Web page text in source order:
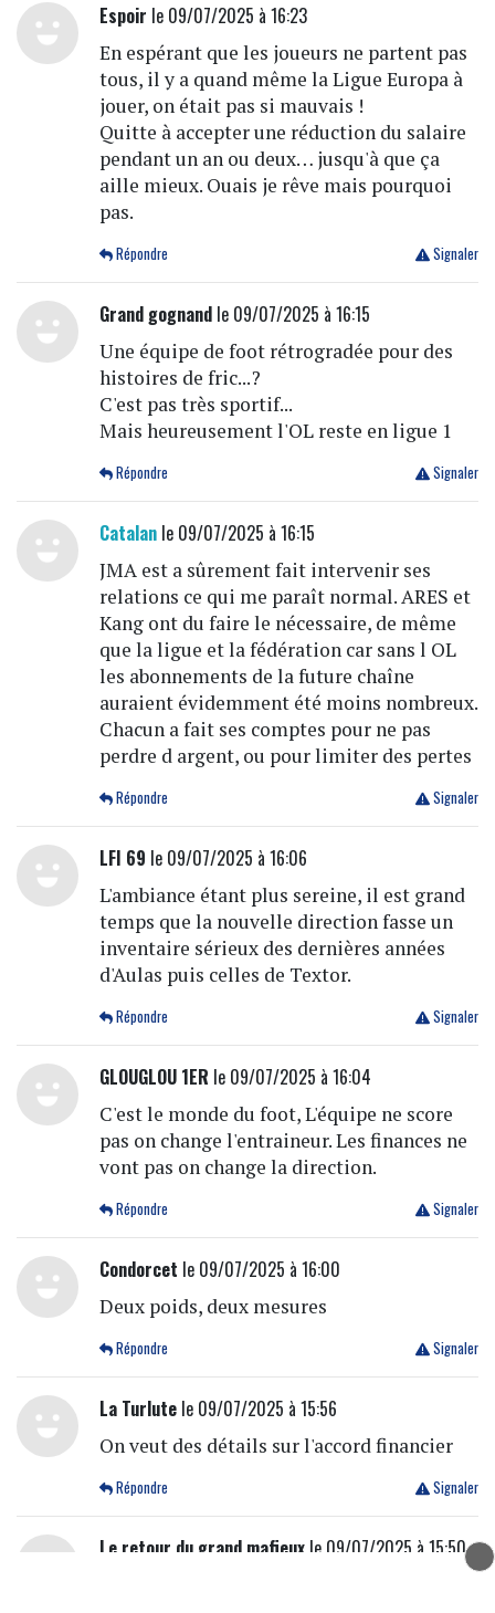
Espoir le 09/07/2025 à 16:23
En espérant que les joueurs ne partent pas
tous, il y a quand même la Ligue Europa à
jouer, on était pas si mauvais !
Quitte à accepter une réduction du salaire
pendant un an ou deux… jusqu'à que ça
aille mieux. Ouais je rêve mais pourquoi
pas.
Signaler
Répondre
Grand gognandle 09/07/2025 à 16:15
Une équipe de foot rétrogradée pour des
histoires de fric...?
C'est pas très sportif...
Mais heureusement l'OL reste en ligue 1
Signaler
Répondre
Catalanle 09/07/2025 à 16:15
JMA est a sûrement fait intervenir ses
relations ce qui me paraît normal. ARES et
Kang ont du faire le nécessaire, de même
que la ligue et la fédération car sans l OL
les abonnements de la future chaîne
auraient évidemment été moins nombreux.
Chacun a fait ses comptes pour ne pas
perdre d argent, ou pour limiter des pertes
Signaler
Répondre
LFI 69 le 09/07/2025 à 16:06
L'ambiance étant plus sereine, il est grand
temps que la nouvelle direction fasse un
inventaire sérieux des dernières années
d'Aulas puis celles de Textor.
Signaler
Répondre
GLOUGLOU 1ER le 09/07/2025 à 16:04
C'est le monde du foot, L'équipe ne score
pas on change l'entraineur. Les finances ne
vont pas on change la direction.
Signaler
Répondre
Condorcet le 09/07/2025 à 16:00
Deux poids, deux mesures
Signaler
Répondre
La Turlutele 09/07/2025 à 15:56
On veut des détails sur l'accord financier
Signaler
Répondre
Le retour du grand mafieuxle 09/07/2025 à 15:50